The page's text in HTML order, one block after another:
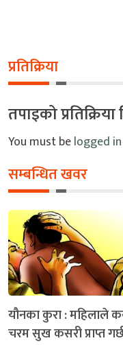
प्रतिक्रिया
तपाइको
You must belogged in
सम्बन्धित खवर
यौनका कुरा : महिलाले
चरम सुख कसरी प्राप्त